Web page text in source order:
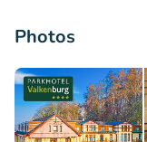
Photos